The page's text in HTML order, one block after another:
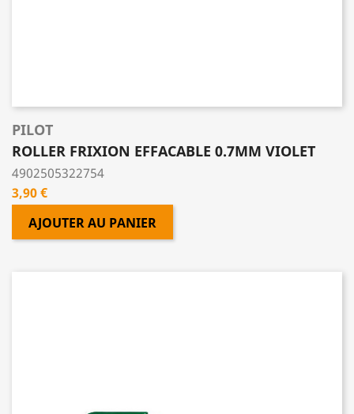
PILOT
ROLLER FRIXION EFFACABLE 0.7MM VIOLET
4902505322754
Prix
3,90 €
AJOUTER AU PANIER